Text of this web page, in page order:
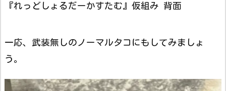
『れっどしょるだーかすたむ』仮組み 背面
一応、武装無しのノーマルタコにもしてみましょ
う。